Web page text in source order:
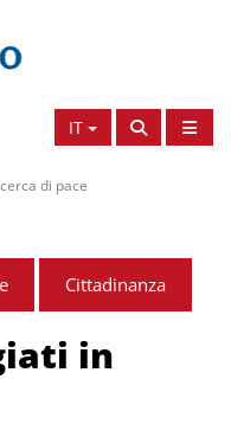
IT
di pace
Cittadinanza
in